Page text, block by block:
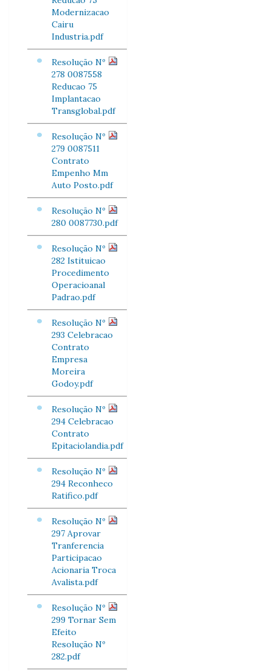
Modernizacao
Cairu
Industria.pdf
Resolução Nº
278 0087558
Reducao 75
Implantacao
Transglobal.pdf
Resolução Nº
279 0087511
Contrato
Empenho Mm
Auto Posto.pdf
Resolução Nº
280 0087730.pdf
Resolução Nº
282 Istituicao
Procedimento
Operacioanal
Padrao.pdf
Resolução Nº
293 Celebracao
Contrato
Empresa
Moreira
Godoy.pdf
Resolução Nº
294 Celebracao
Contrato
Epitaciolandia.pdf
Resolução Nº
294 Reconheco
Ratifico.pdf
Resolução Nº
297 Aprovar
Tranferencia
Participacao
Acionaria Troca
Avalista.pdf
Resolução Nº
299 Tornar Sem
Efeito
Resolução Nº
282.pdf